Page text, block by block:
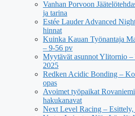
Vanhan Porvoon
ja tarina
Estée Lauder Advanced
hinnat
Kuinka Kauan Työnantaja
– 9-56 pv
Myytävät asunnot Ylitornio –
2025
Redken Acidic Bonding –
opas
Avoimet työpaikat
hakukanavat
Next Level Racing –